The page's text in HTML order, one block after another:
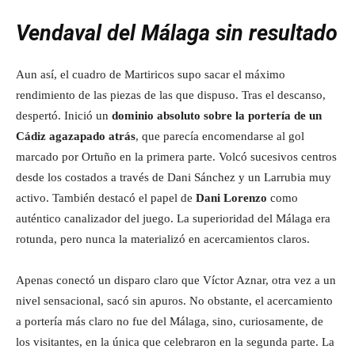
Vendaval del Málaga sin resultado
Aun así, el cuadro de Martiricos supo sacar el máximo
rendimiento de las piezas de las que dispuso. Tras el descanso,
despertó. Inició un dominio absoluto sobre la portería de un
Cádiz agazapado atrás, que parecía encomendarse al gol
marcado por Ortuño en la primera parte. Volcó sucesivos centros
desde los costados a través de Dani Sánchez y un Larrubia muy
activo. También destacó el papel de Dani Lorenzo como
auténtico canalizador del juego. La superioridad del Málaga era
rotunda, pero nunca la materializó en acercamientos claros.
Apenas conectó un disparo claro que Víctor Aznar, otra vez a un
nivel sensacional, sacó sin apuros. No obstante, el acercamiento
a portería más claro no fue del Málaga, sino, curiosamente, de
los visitantes, en la única que celebraron en la segunda parte. La